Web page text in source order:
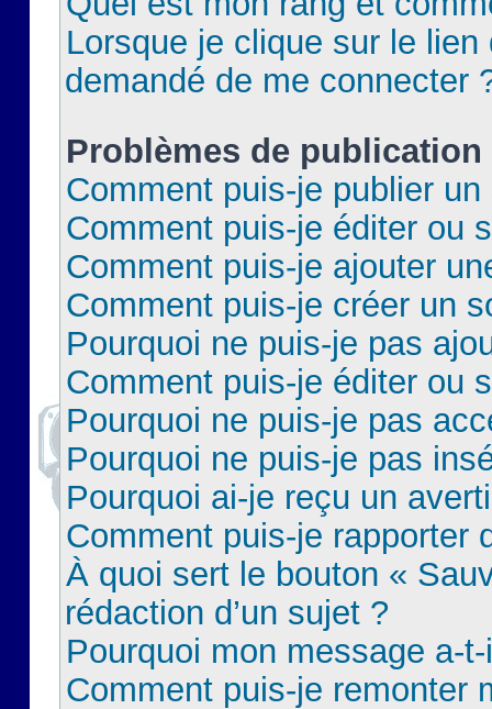
Lorsque je clique sur le lien
demandé de me connecter
Problèmes de publication
Comment puis-je publier
Comment puis-je éditer ou
Comment puis-je ajouter
Comment puis-je créer un
Pourquoi ne puis-je pas
Comment puis-je éditer ou
Pourquoi ne puis-je pas
Pourquoi ne puis-je pas
Pourquoi ai-je reçu un
Comment puis-je rapporter
À quoi sert le bouton «
rédaction d’un sujet ?
Pourquoi mon message a-
Comment puis-je remonter